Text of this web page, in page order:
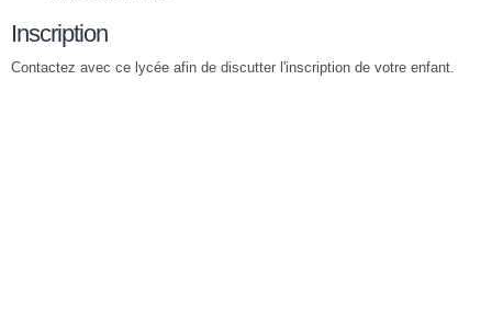
Inscription
Contactez avec ce lycée afin de discutter l'inscription de votre enfant.